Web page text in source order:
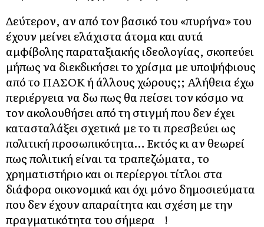
Δεύτερον, αν από τον βασικό του «πυρήνα» του
έχουν μείνει ελάχιστα άτομα και αυτά
αμφίβολης παραταξιακής ιδεολογίας, σκοπεύει
μήπως να διεκδικήσει το χρίσμα με υποψήφιους
από το ΠΑΣΟΚ ή άλλους χώρους;; Αλήθεια έχω
περιέργεια να δω πως θα πείσει τον κόσμο να
τον ακολουθήσει από τη στιγμή που δεν έχει
κατασταλάξει σχετικά με το τι πρεσβεύει ως
πολιτική προσωπικότητα… Εκτός κι αν θεωρεί
πως πολιτική είναι τα τραπεζώματα, το
χρηματιστήριο και οι περίεργοι τίτλοι στα
διάφορα οικονομικά και όχι μόνο δημοσιεύματα
που δεν έχουν απαραίτητα και σχέση με την
πραγματικότητα του σήμερα !